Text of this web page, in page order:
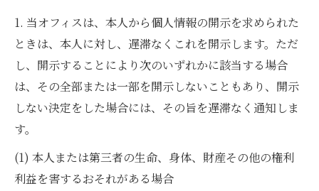
1. 当オフィスは、本人から個人情報の開示を求められた
ときは、本人に対し、遅滞なくこれを開示します。ただ
し、開示することにより次のいずれかに該当する場合
は、その全部または一部を開示しないこともあり、開示
しない決定をした場合には、その旨を遅滞なく通知しま
す。
(1) 本人または第三者の生命、身体、財産その他の権利
利益を害するおそれがある場合